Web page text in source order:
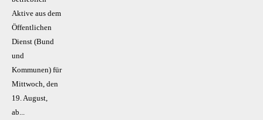
Aktive aus dem
Öffentlichen
Dienst (Bund
und
Kommunen) für
Mittwoch, den
19. August,
ab...